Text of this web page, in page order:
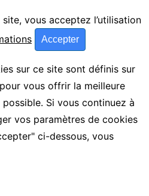
vous acceptez l’utilisation
Accepter
sur ce site sont définis sur
vous offrir la meilleure
Si vous continuez à
vos paramètres de cookies
ci-dessous, vous